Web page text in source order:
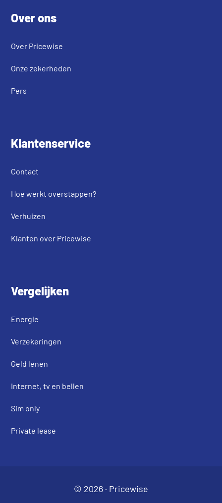
Over ons
Over Pricewise
Onze zekerheden
Pers
Klantenservice
Contact
Hoe werkt overstappen?
Verhuizen
Klanten over Pricewise
Vergelijken
Energie
Verzekeringen
Geld lenen
Internet, tv en bellen
Sim only
Private lease
© 2026 · Pricewise